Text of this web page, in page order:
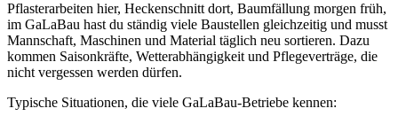
Pflasterarbeiten hier, Heckenschnitt dort, Baumfällung morgen früh,
im GaLaBau hast du ständig viele Baustellen gleichzeitig und musst
Mannschaft, Maschinen und Material täglich neu sortieren. Dazu
kommen Saisonkräfte, Wetterabhängigkeit und Pflegeverträge, die
nicht vergessen werden dürfen.
Typische Situationen, die viele GaLaBau-Betriebe kennen: